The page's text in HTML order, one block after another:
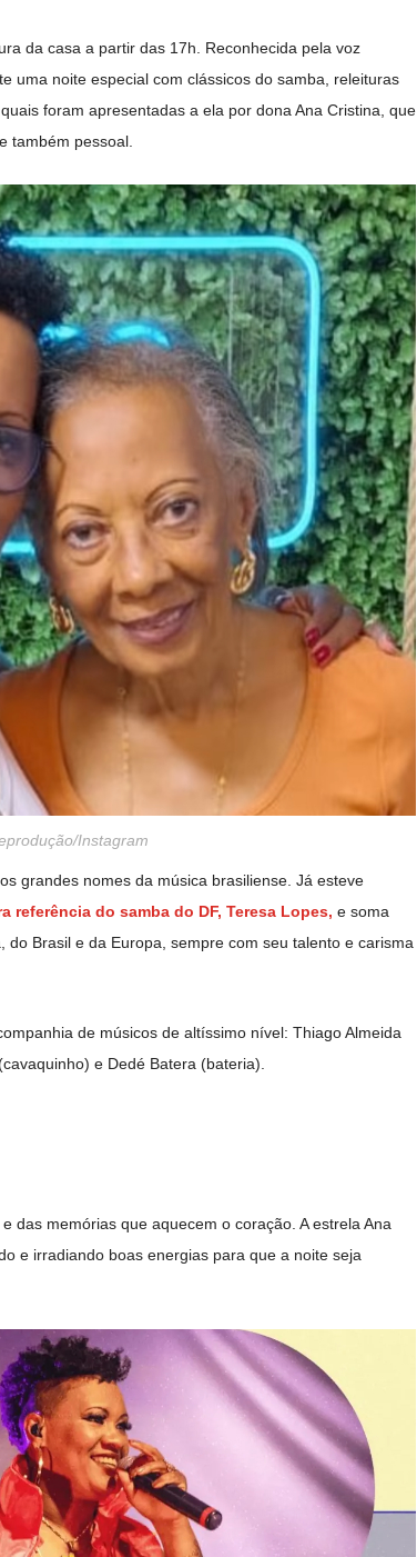
da casa a partir das 17h. Reconhecida pela voz
uma noite especial com clássicos do samba, releituras
foram apresentadas a ela por dona Ana Cristina, que
também pessoal.
Instagram
grandes nomes da música brasiliense. Já esteve
referência do samba do DF, Teresa Lopes, e soma
Brasil e da Europa, sempre com seu talento e carisma
de músicos de altíssimo nível: Thiago Almeida
e Dedé Batera (bateria).
das memórias que aquecem o coração. A estrela Ana
e irradiando boas energias para que a noite seja